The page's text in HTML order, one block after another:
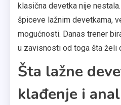
klasična devetka nije
špiceve lažnim devetkama,
mogućnosti. Danas trener
u zavisnosti od toga šta želi
Šta lažne
klađenje i